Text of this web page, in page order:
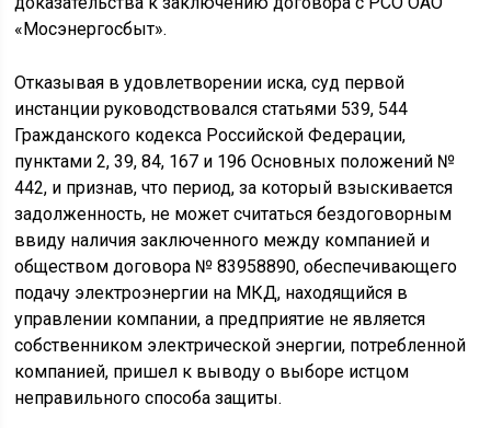
«Мосэнергосбыт».
Отказывая в удовлетворении иска, суд первой
инстанции руководствовался статьями 539, 544
Гражданского кодекса Российской Федерации,
пунктами 2, 39, 84, 167 и 196 Основных положений №
442, и признав, что период, за который взыскивается
задолженность, не может считаться бездоговорным
ввиду наличия заключенного между компанией и
обществом договора № 83958890, обеспечивающего
подачу электроэнергии на МКД, находящийся в
управлении компании, а предприятие не является
собственником электрической энергии, потребленной
компанией, пришел к выводу о выборе истцом
неправильного способа защиты.